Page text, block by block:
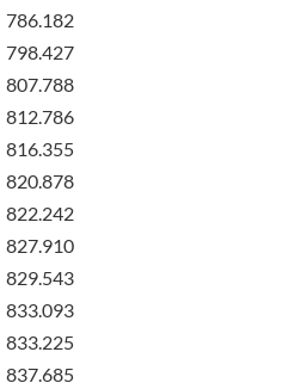
786.182
798.427
807.788
812.786
816.355
820.878
822.242
827.910
829.543
833.093
833.225
837.685